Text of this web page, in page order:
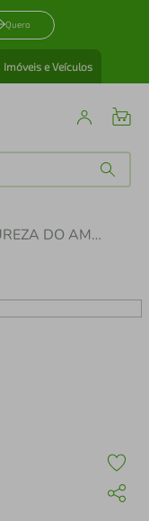
Quero
Imóveis e Veículos
A NATUREZA DO AMOR